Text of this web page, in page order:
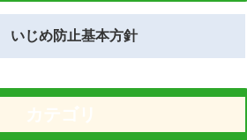
いじめ防止基本方針